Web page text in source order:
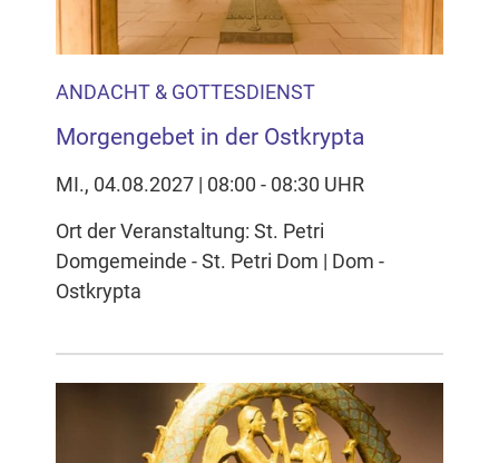
ANDACHT & GOTTESDIENST
Morgengebet in der Ostkrypta
MI., 04.08.2027 | 08:00 - 08:30 UHR
Ort der Veranstaltung: St. Petri
Domgemeinde - St. Petri Dom | Dom -
Ostkrypta